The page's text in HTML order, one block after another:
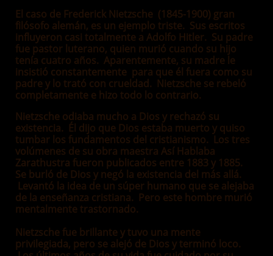
El caso de Frederick Nietzsche (1845-1900) gran
filósofo alemán, es un ejemplo triste. Sus escritos
influyeron casi totalmente a Adolfo Hitler. Su padre
fue pastor luterano, quien murió cuando su hijo
tenía cuatro años. Aparentemente, su madre le
insistió constantemente para que él fuera como su
padre y lo trató con crueldad. Nietzsche se rebeló
completamente e hizo todo lo contrario.
Nietzsche odiaba mucho a Dios y rechazó su
existencia. Él dijo que Dios estaba muerto y quiso
tumbar los fundamentos del cristianismo. Los tres
volúmenes de su obra maestra Así Hablaba
Zarathustra fueron publicados entre 1883 y 1885.
Se burló de Dios y negó la existencia del más allá.
Levantó la idea de un súper humano que se alejaba
de la enseñanza cristiana. Pero este hombre murió
mentalmente trastornado.
Nietzsche fue brillante y tuvo una mente
privilegiada, pero se alejó de Dios y terminó loco.